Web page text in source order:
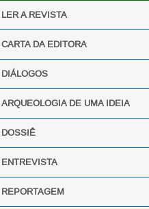
LER A REVISTA
CARTA DA EDITORA
DIÁLOGOS
ARQUEOLOGIA DE UMA IDEIA
DOSSIÊ
ENTREVISTA
REPORTAGEM